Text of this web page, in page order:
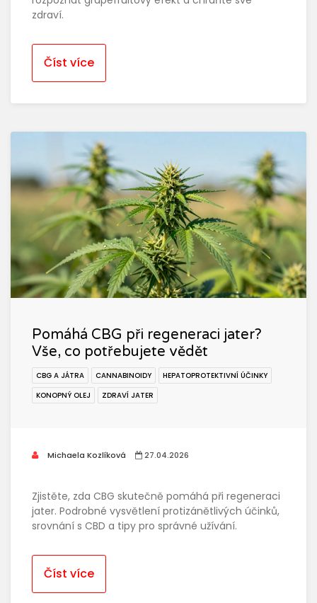
zdraví.
Číst více
Pomáhá CBG při regeneraci jater?
Vše, co potřebujete vědět
CBG A JÁTRA CANNABINOIDY
HEPATOPROTEKTIVNÍ ÚČINKY
KONOPNÝ OLEJ
ZDRAVÍ JATER
Michaela Kozlíková 27.04.2026
Zjistěte, zda CBG skutečně pomáhá při regeneraci
jater. Podrobné vysvětlení protizánětlivých účinků,
srovnání s CBD a tipy pro správné užívání.
Číst více